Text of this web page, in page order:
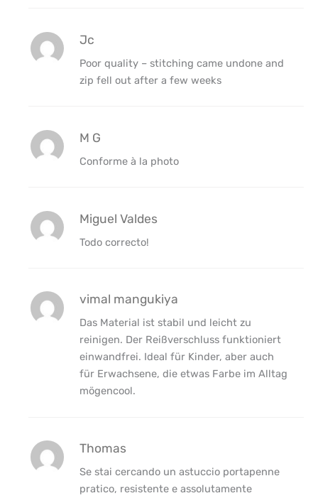
Jc
Poor quality – stitching came undone and
zip fell out after a few weeks
M G
Conforme à la photo
Miguel Valdes
Todo correcto!
vimal mangukiya
Das Material ist stabil und leicht zu
reinigen. Der Reißverschluss funktioniert
einwandfrei. Ideal für Kinder, aber auch
für Erwachsene, die etwas Farbe im Alltag
mögencool.
Thomas
Se stai cercando un astuccio portapenne
pratico, resistente e assolutamente